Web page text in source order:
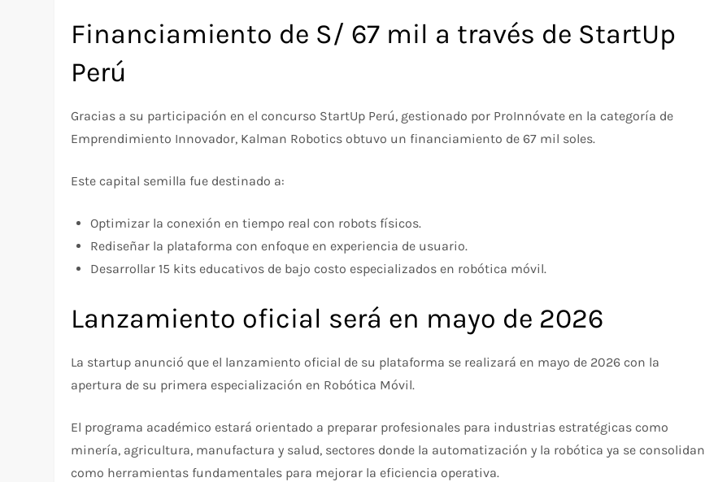
Financiamiento de S/ 67 mil a través de StartUp
Perú
Gracias a su participación en el concurso StartUp Perú, gestionado por ProInnóvate en la categoría de
Emprendimiento Innovador, Kalman Robotics obtuvo un financiamiento de 67 mil soles.
Este capital semilla fue destinado a:
Optimizar la conexión en tiempo real con robots físicos.
Rediseñar la plataforma con enfoque en experiencia de usuario.
Desarrollar 15 kits educativos de bajo costo especializados en robótica móvil.
Lanzamiento oficial será en mayo de 2026
La startup anunció que el lanzamiento oficial de su plataforma se realizará en mayo de 2026 con la
apertura de su primera especialización en Robótica Móvil.
El programa académico estará orientado a preparar profesionales para industrias estratégicas como
minería, agricultura, manufactura y salud, sectores donde la automatización y la robótica ya se consolidan
como herramientas fundamentales para mejorar la eficiencia operativa.